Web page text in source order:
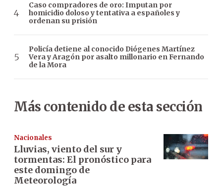
Caso compradores de oro: Imputan por
homicidio doloso y tentativa a españoles y
ordenan su prisión
Policía detiene al conocido Diógenes Martínez
Vera y Aragón por asalto millonario en Fernando
de la Mora
Más contenido de esta sección
Nacionales
Lluvias, viento del sur y
tormentas: El pronóstico para
este domingo de
Meteorología